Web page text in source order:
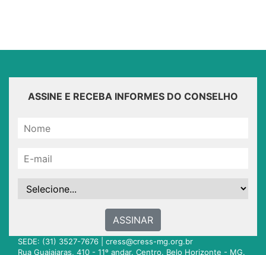
ASSINE E RECEBA INFORMES DO CONSELHO
ASSINAR
SEDE: (31) 3527-7676 | cress@cress-mg.org.br
Rua Guajajaras, 410 - 11º andar. Centro. Belo Horizonte - MG.